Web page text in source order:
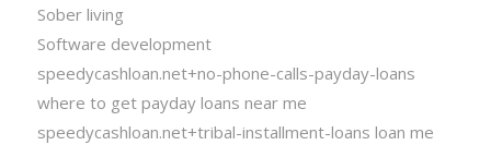
Sober living
Software development
speedycashloan.net+no-phone-calls-payday-loans
where to get payday loans near me
speedycashloan.net+tribal-installment-loans loan me